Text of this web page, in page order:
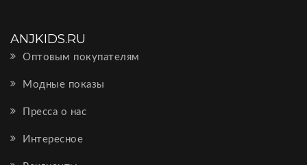
ANJKIDS.RU
Оптовым покупателям
Модные показы
Пресса о нас
Интересное